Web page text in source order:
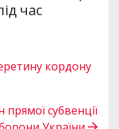
час
кордону
субвенції